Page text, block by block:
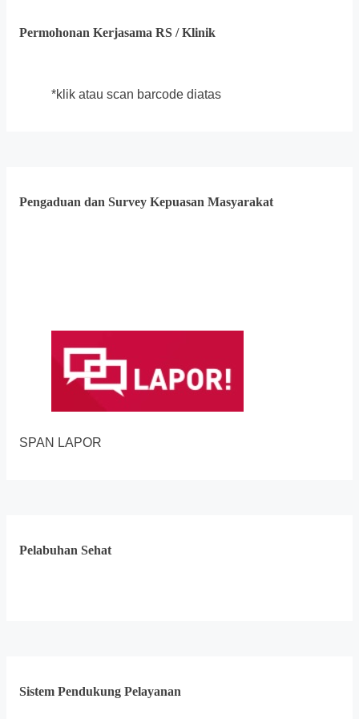
Permohonan Kerjasama RS / Klinik
*klik atau scan barcode diatas
Pengaduan dan Survey Kepuasan Masyarakat
SPAN LAPOR
Pelabuhan Sehat
Sistem Pendukung Pelayanan